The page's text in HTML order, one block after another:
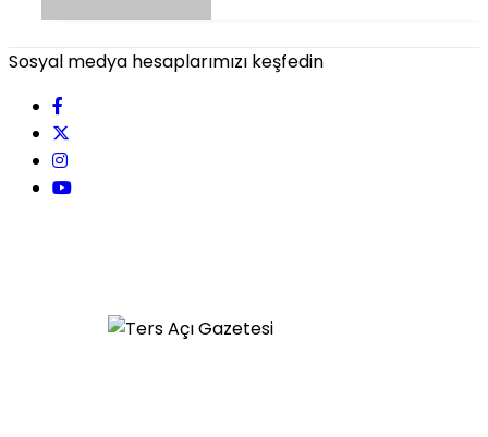
Sosyal medya hesaplarımızı keşfedin